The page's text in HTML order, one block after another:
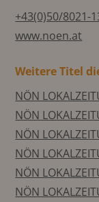
+43(0)50/8021-
www.noen.at
Weitere Titel
NÖN
NÖN
NÖN
NÖN
NÖN
NÖN